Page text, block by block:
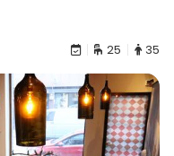
25 35